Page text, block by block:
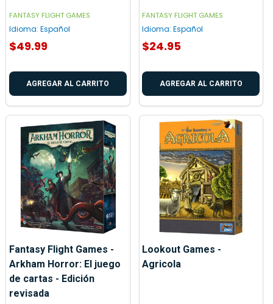
FANTASY FLIGHT GAMES
Idioma: Español
$49.99
AGREGAR AL CARRITO
FANTASY FLIGHT GAMES
Idioma: Español
$24.95
AGREGAR AL CARRITO
Fantasy Flight Games -
Arkham Horror: El juego
de cartas - Edición
revisada
Lookout Games -
Agricola